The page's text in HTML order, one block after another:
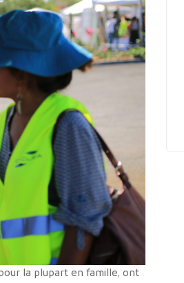
la plupart en famille, ont